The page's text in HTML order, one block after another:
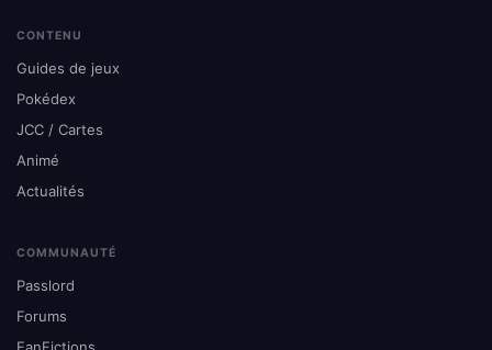
CONTENU
Guides de jeux
Pokédex
JCC / Cartes
Animé
Actualités
COMMUNAUTÉ
Passlord
Forums